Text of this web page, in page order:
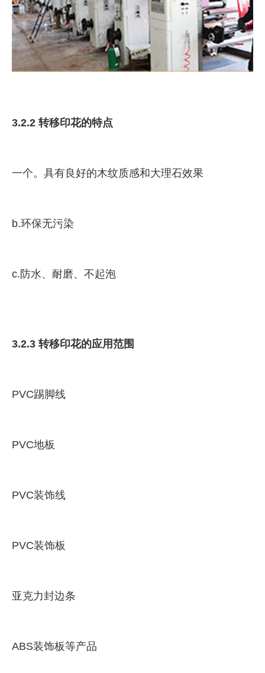
3.2.2 转移印花的特点
一个。具有良好的木纹质感和大理石效果
b.环保无污染
c.防水、耐磨、不起泡
3.2.3 转移印花的应用范围
PVC踢脚线
PVC地板
PVC装饰线
PVC装饰板
亚克力封边条
ABS装饰板等产品